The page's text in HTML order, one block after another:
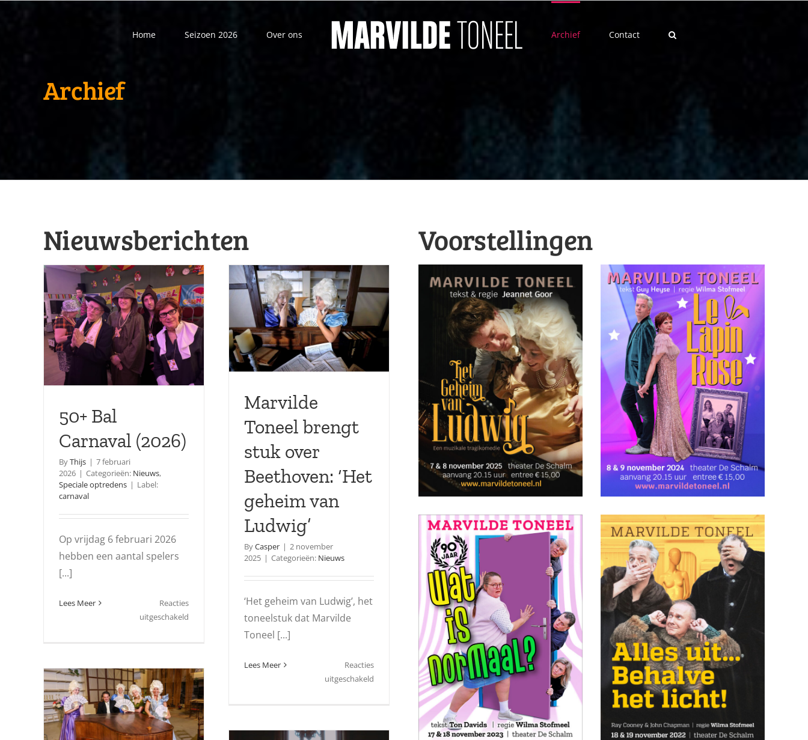
Home Seizoen 2026 Over ons Archief Contact
Archief
Nieuwsberichten
50+ Bal
Carnaval (2026)
ByThijs | 7 februari
2026 | Categorieën: Nieuws,
Speciale optredens | Label:
carnaval
Op vrijdag 6 februari 2026
hebben een aantal spelers
[...]
Lees Meer
Reacties
uitgeschakeld
(2026)
Marvilde
Toneel brengt
stuk over
Beethoven: ‘Het
geheim van
Ludwig’
ByCasper | 2 november
2025 | Categorieën: Nieuws
‘Het geheim van Ludwig’, het
toneelstuk dat Marvilde
Toneel [...]
Lees Meer
Reacties
uitgeschakeld
stuk
Voorstellingen